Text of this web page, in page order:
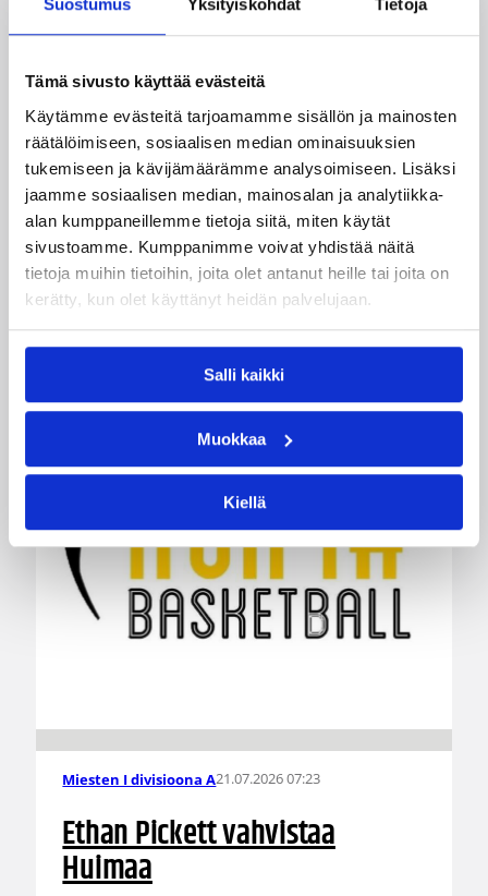
Suostumus Yksityiskohdat Tietoja
Tämä sivusto käyttää evästeitä
Käytämme evästeitä tarjoamamme sisällön ja mainosten
räätälöimiseen, sosiaalisen median ominaisuuksien
tukemiseen ja kävijämäärämme analysoimiseen. Lisäksi
jaamme sosiaalisen median, mainosalan ja analytiikka-
alan kumppaneillemme tietoja siitä, miten käytät
sivustoamme. Kumppanimme voivat yhdistää näitä
tietoja muihin tietoihin, joita olet antanut heille tai joita on
kerätty, kun olet käyttänyt heidän palvelujaan.
Salli kaikki
Muokkaa
Kiellä
Miesten Divari A:ssa koko
joukko pelaajauutisia
Kokoonpanot miesten divisioonakaudelle 2026-
2027 ovat vahvistumassa hyvää vauhtia.
Pelaajasopimuksistaan tulevalle kaudelle ovat
viime päivinä ilmoittaneet mm. Torpan Pojat,
Äänekosken Huima, KaU Karkkila sekä Namika
Lappeenranta.
Miesten I divisioona A21.07.2026 07:23
Ethan Pickett vahvistaa
Huimaa